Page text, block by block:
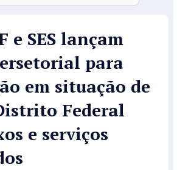
e SES lançam
para
em situação de
Federal
e serviços